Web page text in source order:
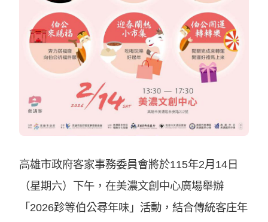
高雄市政府客家事務委員會將於115年2月14日
（星期六）下午，在美濃文創中心廣場舉辦
「2026跈等伯公尋年味」活動，結合傳統客庄年